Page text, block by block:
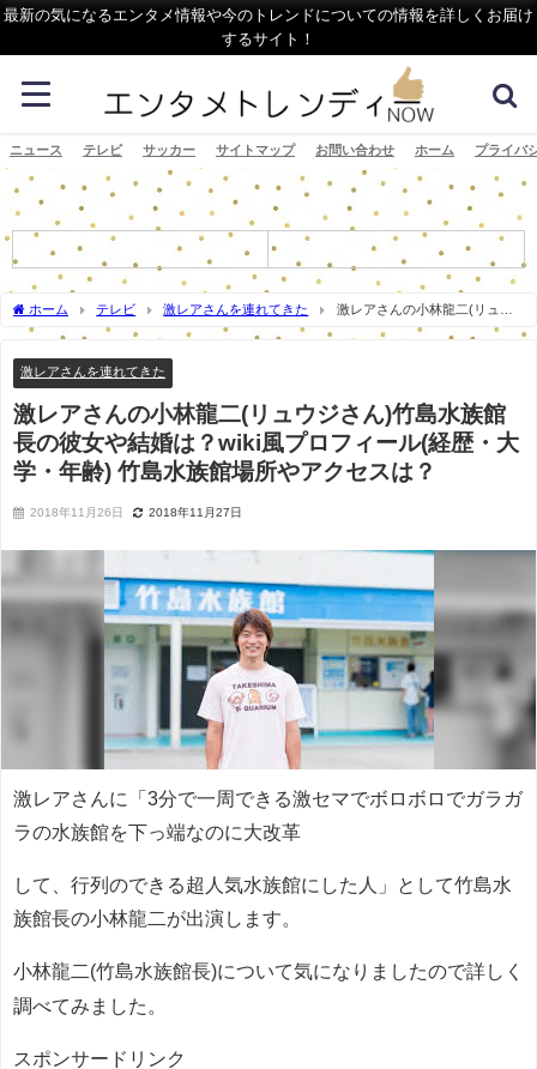
最新の気になるエンタメ情報や今のトレンドについての情報を詳しくお届け
するサイト！
ニュース テレビ サッカー サイトマップ お問い合わせ ホーム プライバ
ホーム テレビ 激レアさんを連れてきた
激レアさんの小林龍二(リュウ
ジさん)竹島水族館長の彼女や結婚は？wiki風プロフィール(経歴・大学・年齢) 竹島水
激レアさんを連れてきた
激レアさんの小林龍二(リュウジさん)竹島水族館
長の彼女や結婚は？wiki風プロフィール(経歴・大
学・年齢) 竹島水族館場所やアクセスは？
2018年11月26日 2018年11月27日
激レアさんに「3分で一周できる激セマでボロボロでガラガ
ラの水族館を下っ端なのに大改革
して、行列のできる超人気水族館にした人」として竹島水
族館長の小林龍二が出演します。
小林龍二(竹島水族館長)について気になりましたので詳しく
調べてみました。
スポンサードリンク